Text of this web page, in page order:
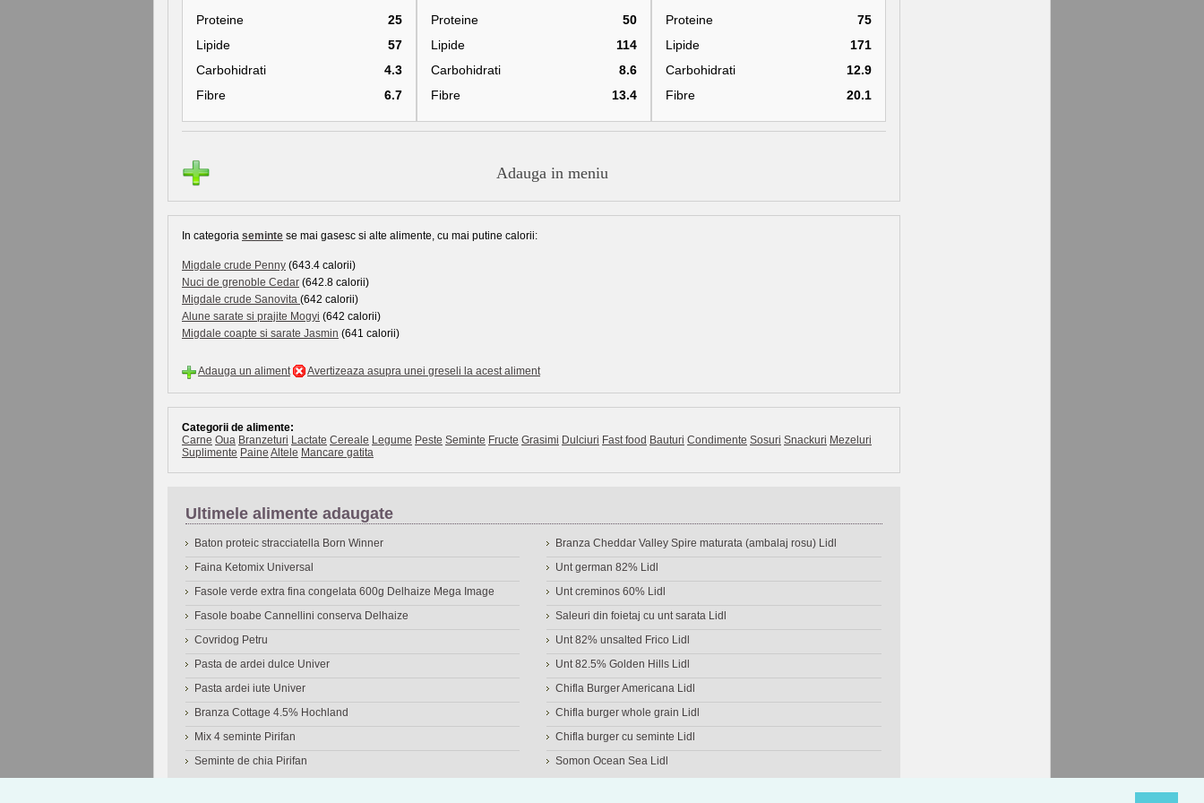
Proteine
25
Lipide
57
Carbohidrati
4.3
Fibre
6.7
Proteine
50
Lipide
114
Carbohidrati
8.6
Fibre
13.4
Proteine
75
Lipide
171
Carbohidrati
12.9
Fibre
20.1
Adauga in meniu
In categoria seminte se mai gasesc si alte alimente, cu mai putine calorii:
Migdale crude Penny (643.4 calorii)
Nuci de grenoble Cedar (642.8 calorii)
Migdale crude Sanovita (642 calorii)
Alune sarate si prajite Mogyi (642 calorii)
Migdale coapte si sarate Jasmin (641 calorii)
Adauga un aliment Avertizeaza asupra unei greseli la acest aliment
Categorii de alimente:
Carne Oua Branzeturi Lactate Cereale Legume Peste Seminte Fructe Grasimi Dulciuri Fast food Bauturi Condimente Sosuri Snackuri Mezeluri
Suplimente Paine Altele Mancare gatita
Ultimele alimente adaugate
Baton proteic stracciatella Born Winner
Faina Ketomix Universal
Fasole verde extra fina congelata 600g Delhaize Mega Image
Fasole boabe Cannellini conserva Delhaize
Covridog Petru
Pasta de ardei dulce Univer
Pasta ardei iute Univer
Branza Cottage 4.5% Hochland
Mix 4 seminte Pirifan
Seminte de chia Pirifan
Branza Cheddar Valley Spire maturata (ambalaj rosu) Lidl
Unt german 82% Lidl
Unt creminos 60% Lidl
Saleuri din foietaj cu unt sarata Lidl
Unt 82% unsalted Frico Lidl
Unt 82.5% Golden Hills Lidl
Chifla Burger Americana Lidl
Chifla burger whole grain Lidl
Chifla burger cu seminte Lidl
Somon Ocean Sea Lidl